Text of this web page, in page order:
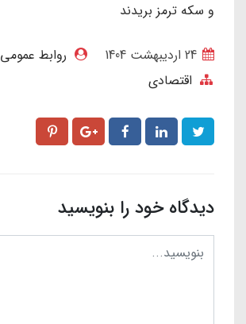
و سکه ترمز بریدند
روابط عمومی
اقتصادی
دیدگاه خود را بنویسید